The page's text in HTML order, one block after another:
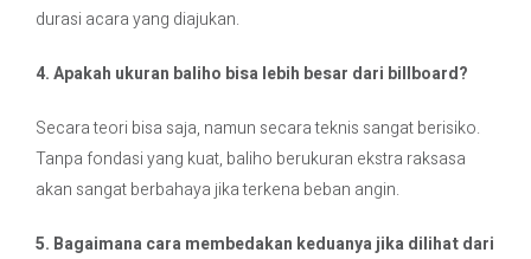
durasi acara yang diajukan.
4. Apakah ukuran baliho bisa lebih besar dari billboard?
Secara teori bisa saja, namun secara teknis sangat berisiko.
Tanpa fondasi yang kuat, baliho berukuran ekstra raksasa
akan sangat berbahaya jika terkena beban angin.
5. Bagaimana cara membedakan keduanya jika dilihat dari